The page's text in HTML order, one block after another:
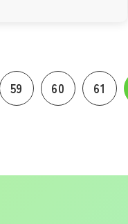
59 60 61